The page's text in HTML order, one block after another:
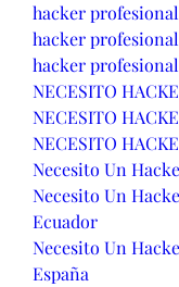
hacker
hacker
hacker
NECESITO
NECESITO
NECESITO
Necesito Un
Necesito Un
Ecuador
Necesito Un
España